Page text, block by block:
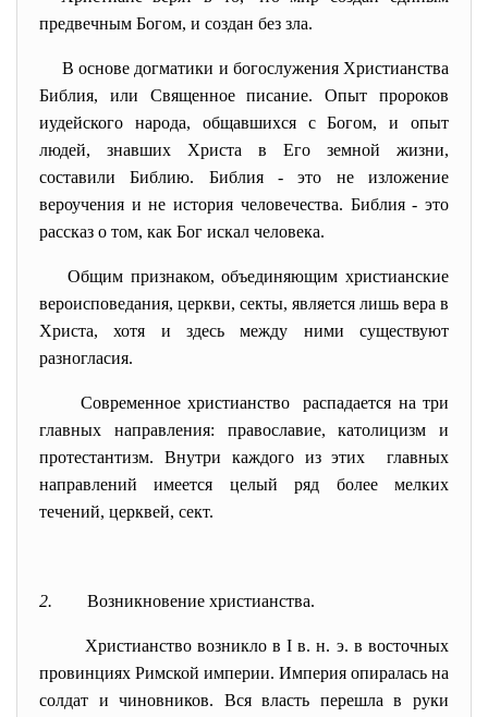
предвечным Богом, и создан без зла.
В основе догматики и богослужения Христианства
Библия, или Священное писание. Опыт пророков
иудейского народа, общавшихся с Богом, и опыт
людей, знавших Христа в Его земной жизни,
составили Библию. Библия - это не изложение
вероучения и не история человечества. Библия - это
рассказ о том, как Бог искал человека.
Общим признаком, объединяющим христианские
вероисповедания, церкви, секты, является лишь вера в
Христа, хотя и здесь между ними существуют
разногласия.
Современное христианство распадается на три
главных направления: православие, католицизм и
протестантизм. Внутри каждого из этих главных
направлений имеется целый ряд более мелких
течений, церквей, сект.
2. Возникновение христианства.
Христианство возникло в I в. н. э. в восточных
провинциях Римской империи. Империя опиралась на
солдат и чиновников. Вся власть перешла в руки